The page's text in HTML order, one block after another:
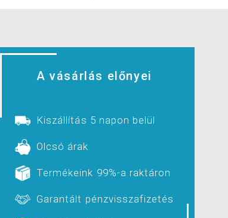
A vásárlás előnyei
Kiszállítás 5 napon belül
Olcsó árak
Termékeink 99%-a raktáron
Garantált pénzvisszafizetés